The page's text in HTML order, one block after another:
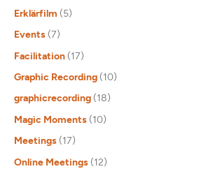
Erklärfilm (5)
Events (7)
Facilitation (17)
Graphic Recording (10)
graphicrecording (18)
Magic Moments (10)
Meetings (17)
Online Meetings (12)